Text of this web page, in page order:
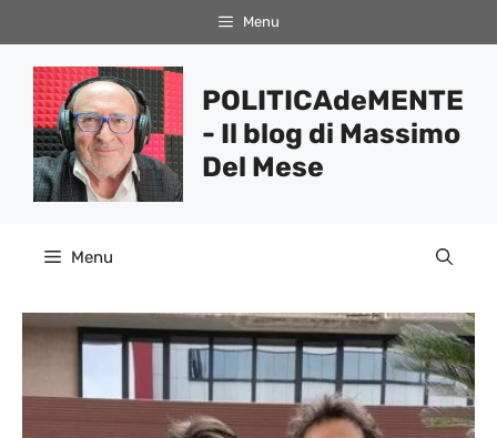
al
contenuto
Menu
POLITICAdeMENTE
- Il blog di Massimo
Del Mese
Menu